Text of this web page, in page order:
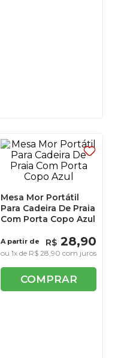
Mesa Mor Portátil
Para Cadeira De Praia
Com Porta Copo Azul
A partir de R$ 28,90
ou1x de R$ 28,90 com juros
COMPRAR